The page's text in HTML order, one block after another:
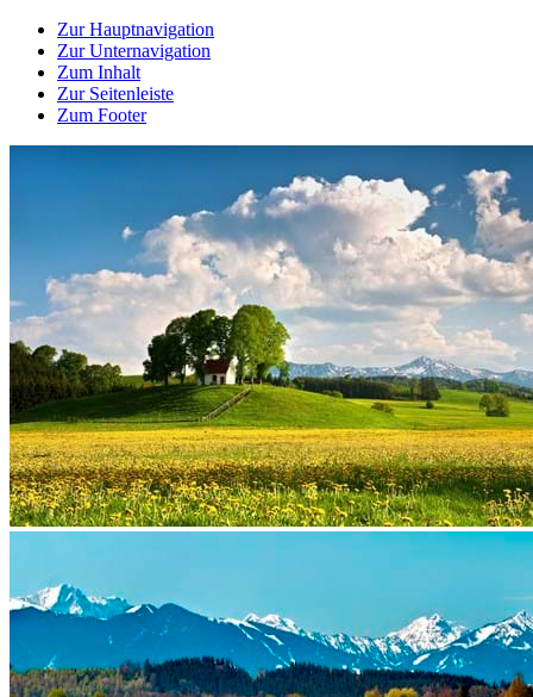
Zur Hauptnavigation
Zur Unternavigation
Zum Inhalt
Zur Seitenleiste
Zum Footer